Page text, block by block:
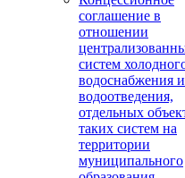
соглашение в
отношении
систем
водоснабжения и
водоотведения,
отдельных
таких систем на
территории
муниципального